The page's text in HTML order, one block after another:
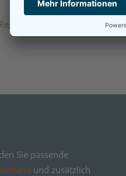
unter
Sie passende
und zusätzlich